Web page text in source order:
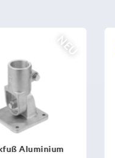
Gelenk Aluminium